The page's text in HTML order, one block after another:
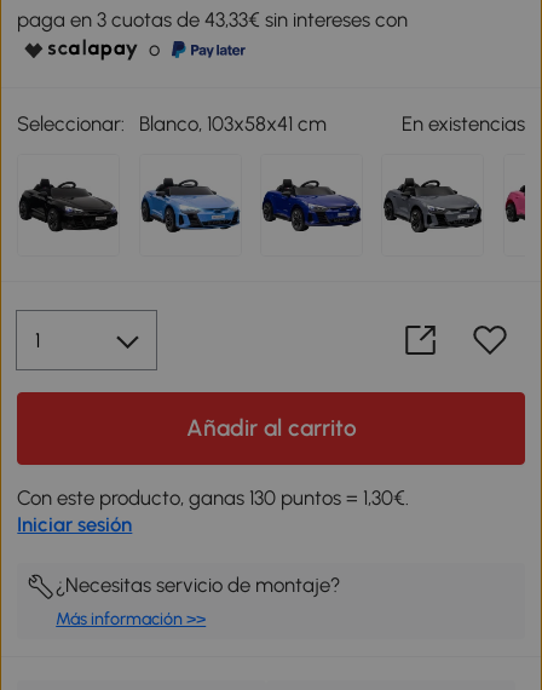
paga en 3 cuotas de 43,33€ sin intereses con
o
Seleccionar: Blanco, 103x58x41 cm En existencias
Añadir al carrito
Con este producto, ganas 130 puntos = 1,30€.
Iniciar sesión
¿Necesitas servicio de montaje?
Más información >>